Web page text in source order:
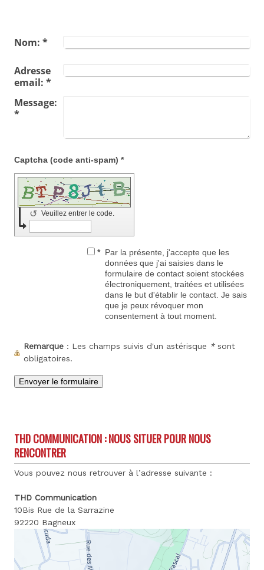
Nom: *
Adresse
email: *
Message:
*
Captcha (code anti-spam) *
Veuillez entrer le code.
↺
* Par la présente, j'accepte que les
données que j'ai saisies dans le
formulaire de contact soient stockées
électroniquement, traitées et utilisées
dans le but d'établir le contact. Je sais
que je peux révoquer mon
consentement à tout moment.
Remarque : Les champs suivis d'un astérisque *sont
obligatoires.
THD COMMUNICATION : NOUS SITUER POUR NOUS
RENCONTRER
Vous pouvez nous retrouver à l’adresse suivante :
THD Communication
10Bis Rue de la Sarrazine
92220 Bagneux